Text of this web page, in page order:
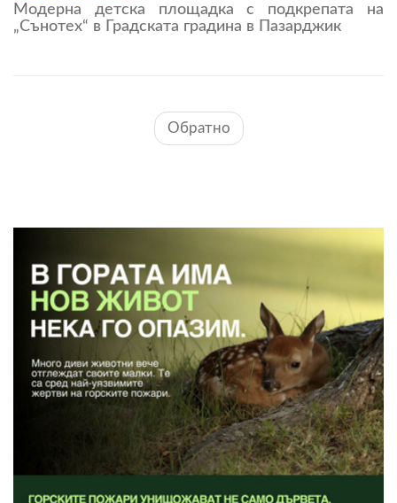
Модерна детска площадка с подкрепата на
„Сънотех“ в Градската градина в Пазарджик
Обратно